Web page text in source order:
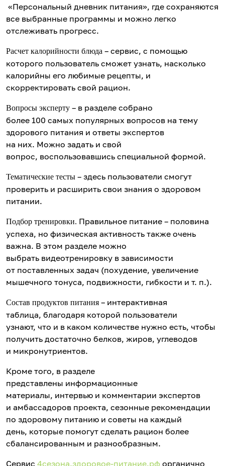
«Персональный дневник питания», где сохраняются
все выбранные программы и можно легко
отслеживать прогресс.
Расчет калорийности блюда – сервис, с помощью
которого пользователь сможет узнать, насколько
калорийны его любимые рецепты, и
скорректировать свой рацион.
Вопросы эксперту – в разделе собрано
более 100 самых популярных вопросов на тему
здорового питания и ответы экспертов
на них. Можно задать и свой
вопрос, воспользовавшись специальной формой.
Тематические тесты – здесь пользователи смогут
проверить и расширить свои знания о здоровом
питании.
Подбор тренировки. Правильное питание – половина
успеха, но физическая активность также очень
важна. В этом разделе можно
выбрать видеотренировку в зависимости
от поставленных задач (похудение, увеличение
мышечного тонуса, подвижности, гибкости и т. п.).
Состав продуктов питания – интерактивная
таблица, благодаря которой пользователи
узнают, что и в каком количестве нужно есть, чтобы
получить достаточно белков, жиров, углеводов
и микронутриентов.
Кроме того, в разделе
представлены информационные
материалы, интервью и комментарии экспертов
и амбассадоров проекта, сезонные рекомендации
по здоровому питанию и советы на каждый
день, которые помогут сделать рацион более
сбалансированным и разнообразным.
Сервис 4сезона.здоровое-питание.рф органично